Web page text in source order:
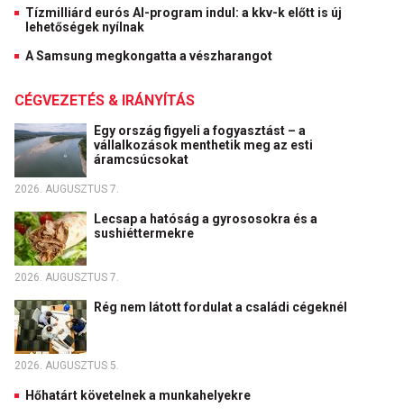
Tízmilliárd eurós AI-program indul: a kkv-k előtt is új
lehetőségek nyílnak
A Samsung megkongatta a vészharangot
CÉGVEZETÉS & IRÁNYÍTÁS
Egy ország figyeli a fogyasztást – a
vállalkozások menthetik meg az esti
áramcsúcsokat
2026. AUGUSZTUS 7.
Lecsap a hatóság a gyrososokra és a
sushiéttermekre
2026. AUGUSZTUS 7.
Rég nem látott fordulat a családi cégeknél
2026. AUGUSZTUS 5.
Hőhatárt követelnek a munkahelyekre